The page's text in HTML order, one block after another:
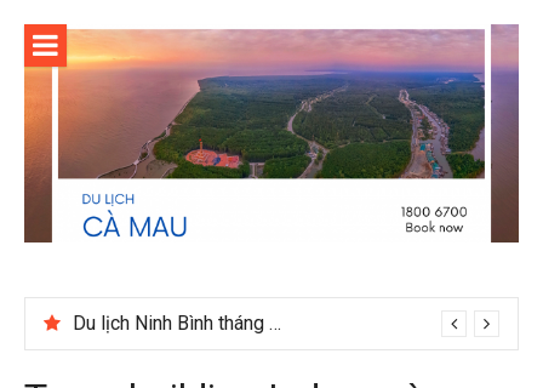
content
Du lịch Ninh Bình tháng 12 có gì đáng trải nghiệm